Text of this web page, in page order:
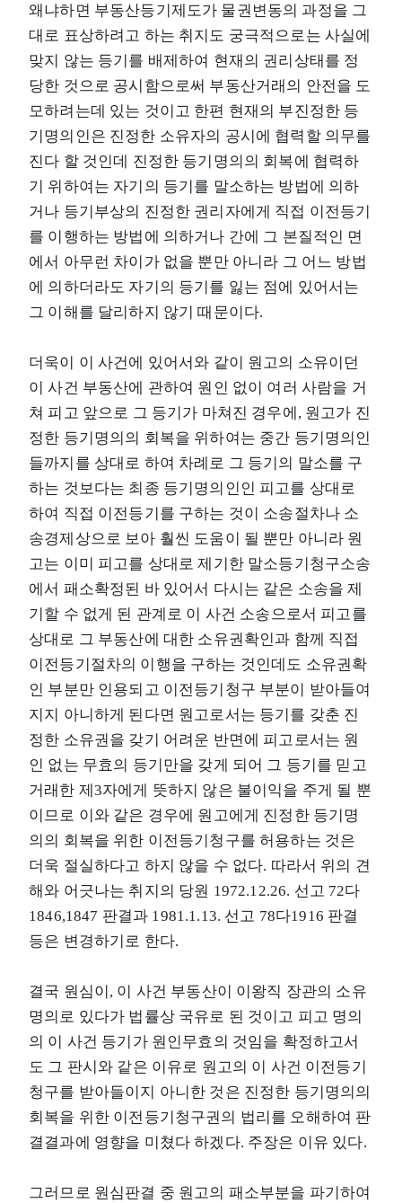
왜냐하면 부동산등기제도가 물권변동의 과정을 그
대로 표상하려고 하는 취지도 궁극적으로는 사실에
맞지 않는 등기를 배제하여 현재의 권리상태를 정
당한 것으로 공시함으로써 부동산거래의 안전을 도
모하려는데 있는 것이고 한편 현재의 부진정한 등
기명의인은 진정한 소유자의 공시에 협력할 의무를
진다 할 것인데 진정한 등기명의의 회복에 협력하
기 위하여는 자기의 등기를 말소하는 방법에 의하
거나 등기부상의 진정한 권리자에게 직접 이전등기
를 이행하는 방법에 의하거나 간에 그 본질적인 면
에서 아무런 차이가 없을 뿐만 아니라 그 어느 방법
에 의하더라도 자기의 등기를 잃는 점에 있어서는
그 이해를 달리하지 않기 때문이다.
더욱이 이 사건에 있어서와 같이 원고의 소유이던
이 사건 부동산에 관하여 원인 없이 여러 사람을 거
쳐 피고 앞으로 그 등기가 마쳐진 경우에, 원고가 진
정한 등기명의의 회복을 위하여는 중간 등기명의인
들까지를 상대로 하여 차례로 그 등기의 말소를 구
하는 것보다는 최종 등기명의인인 피고를 상대로
하여 직접 이전등기를 구하는 것이 소송절차나 소
송경제상으로 보아 훨씬 도움이 될 뿐만 아니라 원
고는 이미 피고를 상대로 제기한 말소등기청구소송
에서 패소확정된 바 있어서 다시는 같은 소송을 제
기할 수 없게 된 관계로 이 사건 소송으로서 피고를
상대로 그 부동산에 대한 소유권확인과 함께 직접
이전등기절차의 이행을 구하는 것인데도 소유권확
인 부분만 인용되고 이전등기청구 부분이 받아들여
지지 아니하게 된다면 원고로서는 등기를 갖춘 진
정한 소유권을 갖기 어려운 반면에 피고로서는 원
인 없는 무효의 등기만을 갖게 되어 그 등기를 믿고
거래한 제3자에게 뜻하지 않은 불이익을 주게 될 뿐
이므로 이와 같은 경우에 원고에게 진정한 등기명
의의 회복을 위한 이전등기청구를 허용하는 것은
더욱 절실하다고 하지 않을 수 없다. 따라서 위의 견
해와 어긋나는 취지의 당원 1972.12.26. 선고 72다
1846,1847 판결과 1981.1.13. 선고 78다1916 판결
등은 변경하기로 한다.
결국 원심이, 이 사건 부동산이 이왕직 장관의 소유
명의로 있다가 법률상 국유로 된 것이고 피고 명의
의 이 사건 등기가 원인무효의 것임을 확정하고서
도 그 판시와 같은 이유로 원고의 이 사건 이전등기
청구를 받아들이지 아니한 것은 진정한 등기명의의
회복을 위한 이전등기청구권의 법리를 오해하여 판
결결과에 영향을 미쳤다 하겠다. 주장은 이유 있다.
그러므로 원심판결 중 원고의 패소부분을 파기하여